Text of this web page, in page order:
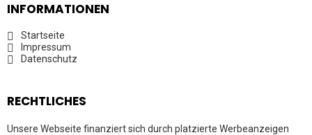
INFORMATIONEN
Startseite
Impressum
Datenschutz
RECHTLICHES
Unsere Webseite finanziert sich durch platzierte Werbeanzeigen